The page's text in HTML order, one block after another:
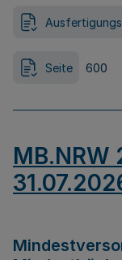
Seite 600
MB.NRW